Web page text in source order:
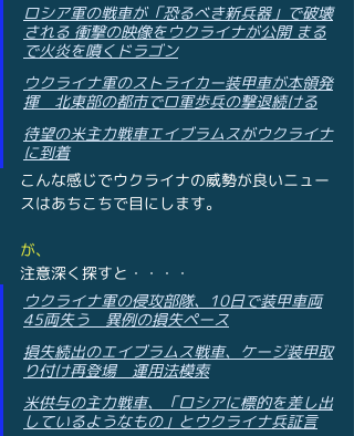
ロシア軍の戦車が「恐るべき新兵器」で破壊
される 衝撃の映像をウクライナが公開 まる
で火炎を噴くドラゴン
ウクライナ軍のストライカー装甲車が本領発
揮　北東部の都市でロ軍歩兵の撃退続ける
待望の米主力戦車エイブラムスがウクライナ
に到着
こんな感じでウクライナの威勢が良いニュー
スはあちこちで目にします。
が、
注意深く探すと・・・・
ウクライナ軍の侵攻部隊、10日で装甲車両
45両失う　異例の損失ペース
損失続出のエイブラムス戦車、ケージ装甲取
り付け再登場　運用法模索
米供与の主力戦車、「ロシアに標的を差し出
しているようなもの」とウクライナ兵証言